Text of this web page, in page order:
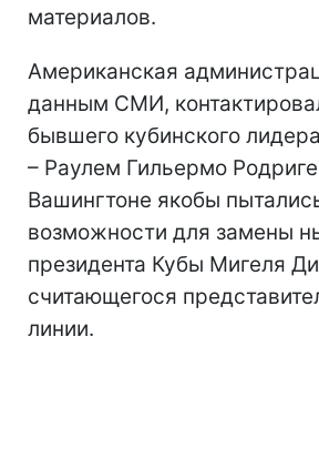
материалов.
Американская
данным СМИ,
бывшего кубинского
– Раулем Гильермо
Вашингтоне якобы
возможности для замены
президента Кубы Мигеля
считающегося
линии.